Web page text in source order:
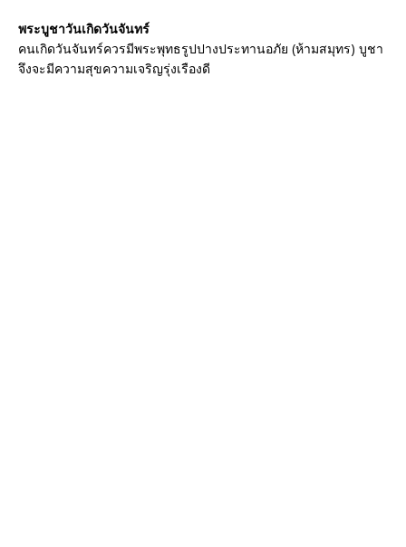
พระบูชาวันเกิดวันจันทร์
คนเกิดวันจันทร์ควรมีพระพุทธรูปปางประทานอภัย (ห้ามสมุทร) บูชา
จึงจะมีความสุขความเจริญรุ่งเรืองดี